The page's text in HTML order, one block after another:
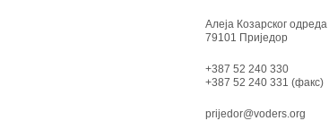
Алеја Козарског
79101 Приједор
+387 52 240 330
+387 52 240 331 (факс)
prijedor@voders.org